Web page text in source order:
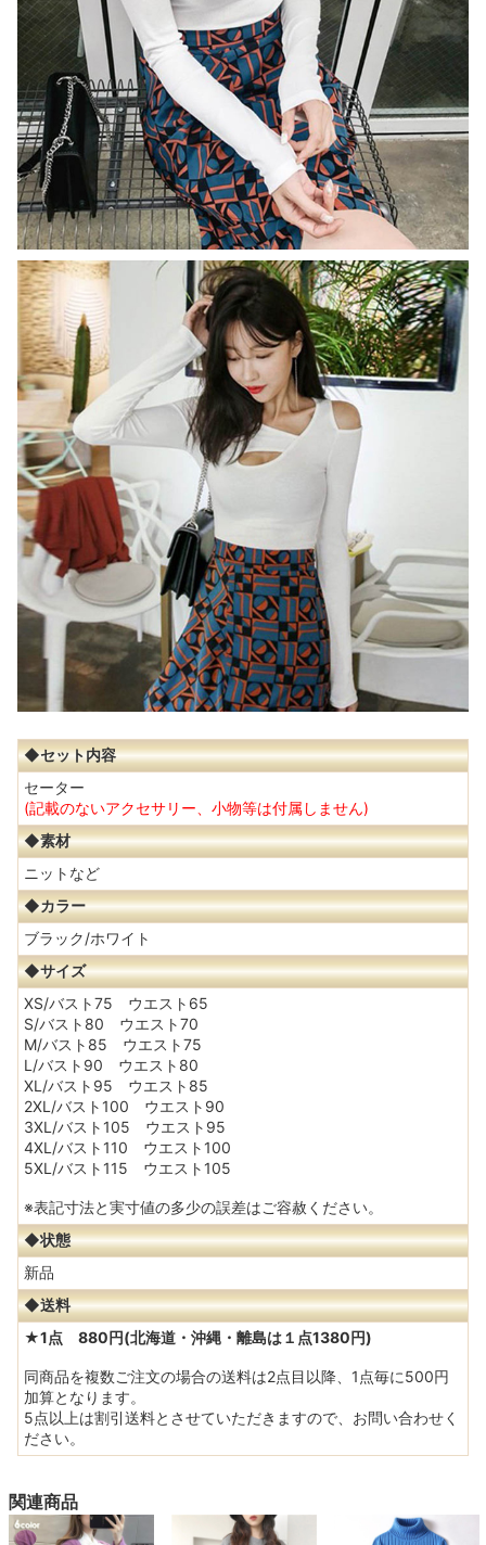
◆セット内容
セーター
(記載のないアクセサリー、小物等は付属しません)
◆素材
ニットなど
◆カラー
ブラック/ホワイト
◆サイズ
XS/バスト75 ウエスト65
S/バスト80 ウエスト70
M/バスト85 ウエスト75
L/バスト90 ウエスト80
XL/バスト95 ウエスト85
2XL/バスト100 ウエスト90
3XL/バスト105 ウエスト95
4XL/バスト110 ウエスト100
5XL/バスト115 ウエスト105
※表記寸法と実寸値の多少の誤差はご容赦ください。
◆状態
新品
◆送料
★1点 880円(北海道・沖縄・離島は１点1380円)
同商品を複数ご注文の場合の送料は2点目以降、1点毎に500円
加算となります。
5点以上は割引送料とさせていただきますので、お問い合わせく
ださい。
関連商品